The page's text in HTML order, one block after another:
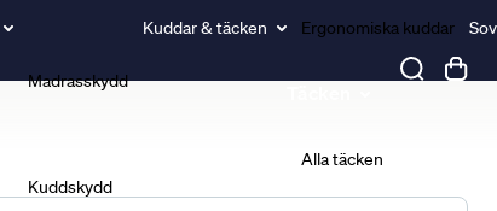
Madrasskydd
Kuddskydd
Kuddar & täcken Ergonomiska kuddar
Alla täcken